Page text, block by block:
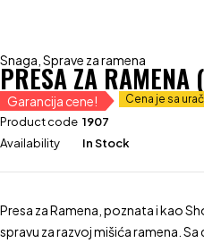
Snaga Sprave za ramena
PRESA ZA RAMENA
Garancija cene! Cena je sa
Product code 1907
Availability
In Stock
Presa za Ramena, poznata i kao
spravu za razvoj mišića ramena.